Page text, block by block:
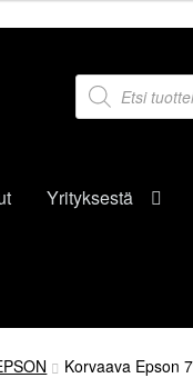
Products
search
Yrityksestä
Korvaava Epson